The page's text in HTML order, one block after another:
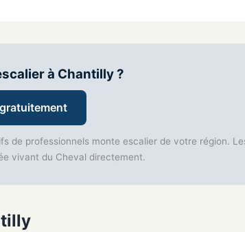
à Chantilly ?
de professionnels monte escalier de votre région.
vivant du Cheval directement.